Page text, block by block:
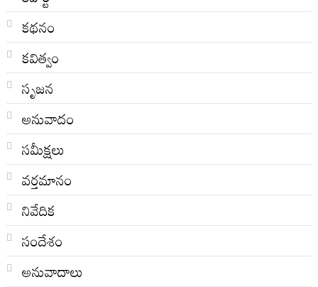
కథనం
కవిత్వం
సృజన
అనువాదం
సమీక్షలు
వర్తమానం
నివేదిక
సందేశం
అనువాదాలు